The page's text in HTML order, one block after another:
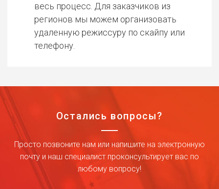
весь процесс. Для заказчиков из
регионов мы можем организовать
удаленную режиссуру по скайпу или
телефону.
Остались вопросы?
Просто позвоните нам или напишите на электронную
почту и наш специалист проконсультирует вас по
любому вопросу!